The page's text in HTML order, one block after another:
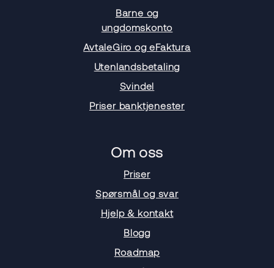
Barne og
ungdomskonto
AvtaleGiro og eFaktura
Utenlandsbetaling
Svindel
Priser banktjenester
Om oss
Priser
Spørsmål og svar
Hjelp & kontakt
Blogg
Roadmap